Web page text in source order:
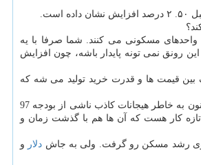
واحدهای مسكونی می كنند. شما صرفا با یه
رونق نمی تونه پایدار باشه، چون افزایش
بین قیمت ها و قدرت خرید تولید می شه كه
راكد و قیمت ها رو به كاهش بود. اكنون به خاطر هیجانات كاذب ناشی از بودجه 97
تازه كار هست كه آن ها هم با گذشت زمان و
رشد مسكن رو گرفت. ولی به جاش دلار و